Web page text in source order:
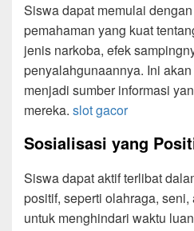
Siswa dapat memulai
pemahaman yang kuat
jenis narkoba, efek
penyalahgunaannya. Ini
menjadi sumber informasi
mereka. slot gacor
Sosialisasi yang
Siswa dapat aktif terlibat
positif, seperti olahraga,
untuk menghindari waktu